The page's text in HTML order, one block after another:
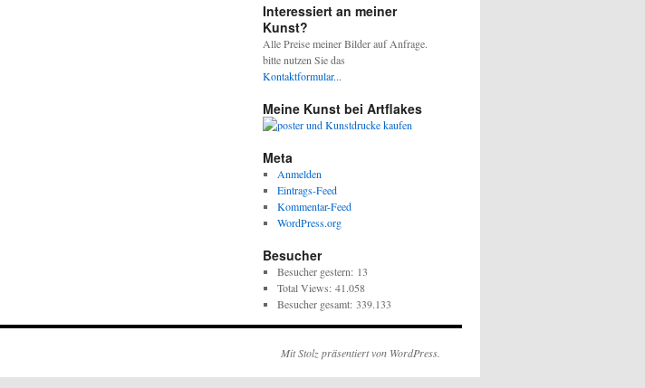
Interessiert an meiner
Kunst?
Alle Preise meiner Bilder auf Anfrage.
bitte nutzen Sie das
Kontaktformular...
Meine Kunst bei Artflakes
Meta
Anmelden
Eintrags-Feed
Kommentar-Feed
WordPress.org
Besucher
Besucher gestern: 13
Total Views: 41.058
Besucher gesamt: 339.133
Mit Stolz präsentiert von WordPress.